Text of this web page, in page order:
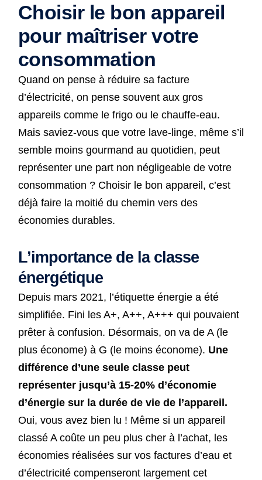
Choisir le bon appareil
pour maîtriser votre
consommation
Quand on pense à réduire sa facture
d’électricité, on pense souvent aux gros
appareils comme le frigo ou le chauffe-eau.
Mais saviez-vous que votre lave-linge, même s’il
semble moins gourmand au quotidien, peut
représenter une part non négligeable de votre
consommation ? Choisir le bon appareil, c’est
déjà faire la moitié du chemin vers des
économies durables.
L’importance de la classe
énergétique
Depuis mars 2021, l’étiquette énergie a été
simplifiée. Fini les A+, A++, A+++ qui pouvaient
prêter à confusion. Désormais, on va de A (le
plus économe) à G (le moins économe). Une
différence d’une seule classe peut
représenter jusqu’à 15-20% d’économie
d’énergie sur la durée de vie de l’appareil.
Oui, vous avez bien lu ! Même si un appareil
classé A coûte un peu plus cher à l’achat, les
économies réalisées sur vos factures d’eau et
d’électricité compenseront largement cet